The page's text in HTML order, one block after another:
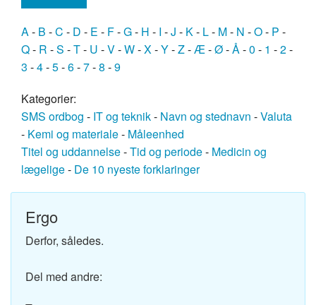
A- B -C - D - E - F-G- H - I -J - K- L- M- N -O- P -
Q- R -S -T- U -V-W-X-Y-Z-Æ-Ø-Å-0 - 1 -2-
3 -4-5-6-7-8 -9
Kategorier:
SMS ordbog - IT og teknik- Navn og stednavn -Valuta
- Kemi og materiale- Måleenhed
Titel og uddannelse-Tid og periode- Medicin og
lægelige- De 10 nyeste forklaringer
Ergo
Derfor, således.
Del med andre: